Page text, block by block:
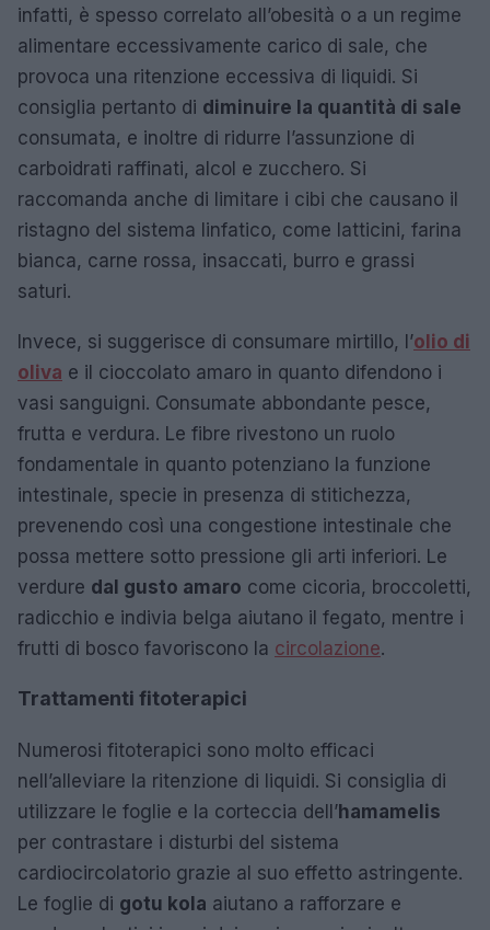
infatti, è spesso correlato all’obesità o a un regime
alimentare eccessivamente carico di sale, che
provoca una ritenzione eccessiva di liquidi. Si
consiglia pertanto di diminuire la quantità di sale
consumata, e inoltre di ridurre l’assunzione di
carboidrati raffinati, alcol e zucchero. Si
raccomanda anche di limitare i cibi che causano il
ristagno del sistema linfatico, come latticini, farina
bianca, carne rossa, insaccati, burro e grassi
saturi.
Invece, si suggerisce di consumare mirtillo, l’olio di
oliva e il cioccolato amaro in quanto difendono i
vasi sanguigni. Consumate abbondante pesce,
frutta e verdura. Le fibre rivestono un ruolo
fondamentale in quanto potenziano la funzione
intestinale, specie in presenza di stitichezza,
prevenendo così una congestione intestinale che
possa mettere sotto pressione gli arti inferiori. Le
verdure dal gusto amaro come cicoria, broccoletti,
radicchio e indivia belga aiutano il fegato, mentre i
frutti di bosco favoriscono la circolazione.
Trattamenti fitoterapici
Numerosi fitoterapici sono molto efficaci
nell’alleviare la ritenzione di liquidi. Si consiglia di
utilizzare le foglie e la corteccia dell’hamamelis
per contrastare i disturbi del sistema
cardiocircolatorio grazie al suo effetto astringente.
Le foglie di gotu kola aiutano a rafforzare e